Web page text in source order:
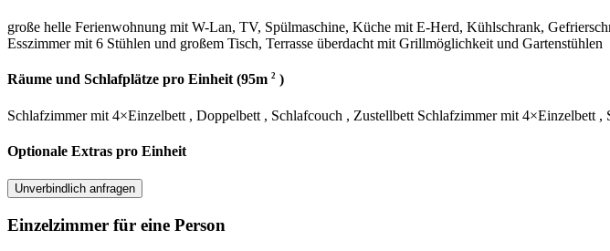
große helle Ferienwohnung mit W-Lan, TV, Spülmaschine, Küche mit E-Herd, Kühlschrank,
Esszimmer mit 6 Stühlen und großem Tisch, Terrasse überdacht mit Grillmöglichkeit und Gartenstühlen
Räume und Schlafplätze pro Einheit (95m 2 )
Schlafzimmermit 4×Einzelbett , Doppelbett , Schlafcouch , Zustellbett Schlafzimmermit 4×Einzelbett ,
Optionale Extras pro Einheit
Unverbindlich anfragen
Einzelzimmer für eine Person